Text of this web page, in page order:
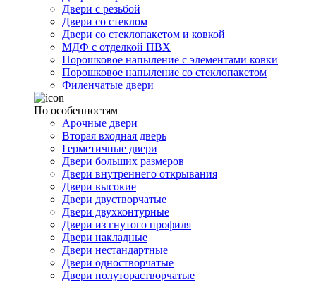
Двери с резьбой
Двери со стеклом
Двери со стеклопакетом и ковкой
МДФ с отделкой ПВХ
Порошковое напыление с элементами ковки
Порошковое напыление со стеклопакетом
Филенчатые двери
По особенностям
Арочные двери
Вторая входная дверь
Герметичные двери
Двери больших размеров
Двери внутреннего открывания
Двери высокие
Двери двустворчатые
Двери двухконтурные
Двери из гнутого профиля
Двери накладные
Двери нестандартные
Двери одностворчатые
Двери полуторастворчатые